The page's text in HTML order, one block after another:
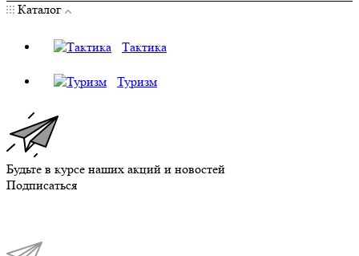
Каталог
Тактика
Туризм
Будьте в курсе наших акций и новостей
Подписаться